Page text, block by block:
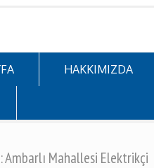
HAKKIMIZDA
Ambarlı Mahallesi Elektrikçi